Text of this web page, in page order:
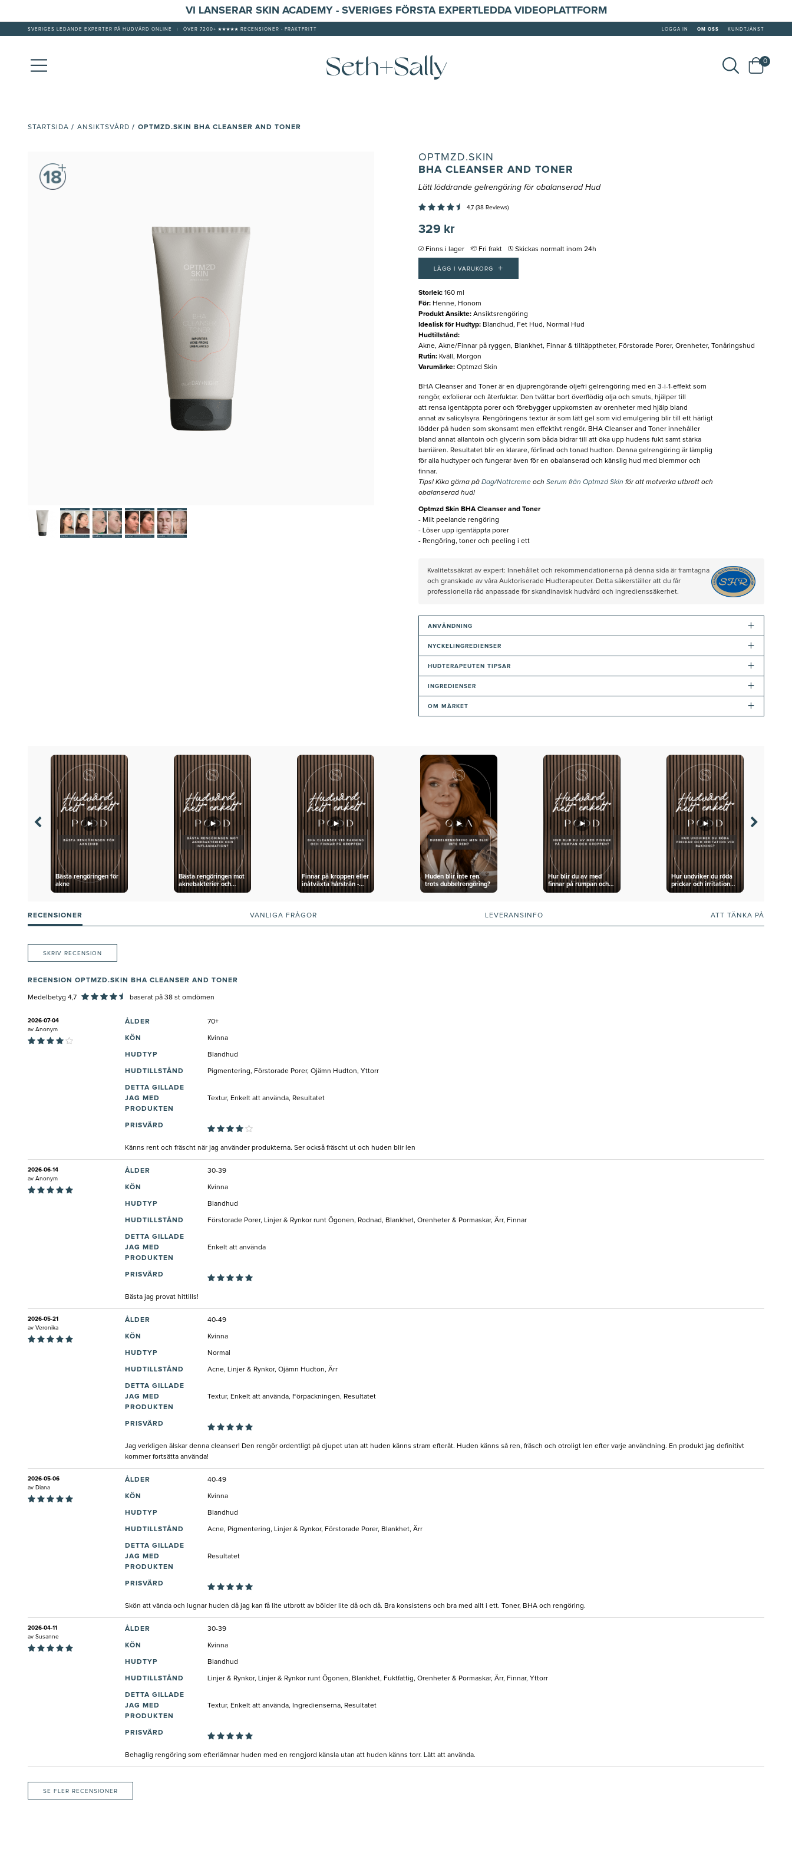
VI LANSERAR SKIN ACADEMY - SVERIGES FÖRSTA EXPERTLEDDA VIDEOPLATTFORM
SVERIGES LEDANDE EXPERTER PÅ HUDVÅRD ONLINE ÖVER 7200+ ★★★★★ RECENSIONER - FRAKTFRITT LOGGA IN OM OSS KUNDTJÄNST
0
STARTSIDA / ANSIKTSVÅRD / OPTMZD.SKIN BHA CLEANSER AND TONER
OPTMZD.SKIN
BHA CLEANSER AND TONER
Lätt löddrande gelrengöring för obalanserad Hud
4,7 (38 Reviews)
329 kr
Finns i lager Fri frakt Skickas normalt inom 24h
LÄGG I VARUKORG +
Storlek: 160 ml
För: Henne, Honom
Produkt Ansikte: Ansiktsrengöring
Idealisk för Hudtyp: Blandhud, Fet Hud, Normal Hud
Hudtillstånd:
Akne, Akne/Finnar på ryggen, Blankhet, Finnar & tilltäpptheter, Förstorade Porer, Orenheter, Tonåringshud
Rutin: Kväll, Morgon
Varumärke: Optmzd Skin
BHA Cleanser and Toner är en djuprengörande oljefri gelrengöring med en 3-i-1-effekt som
rengör, exfolierar och återfuktar. Den tvättar bort överflödig olja och smuts, hjälper till
att rensa igentäppta porer och förebygger uppkomsten av orenheter med hjälp bland
annat av salicylsyra. Rengöringens textur är som lätt gel som vid emulgering blir till ett härligt
lödder på huden som skonsamt men effektivt rengör. BHA Cleanser and Toner innehåller
bland annat allantoin och glycerin som båda bidrar till att öka upp hudens fukt samt stärka
barriären. Resultatet blir en klarare, förfinad och tonad hudton. Denna gelrengöring är lämplig
för alla hudtyper och fungerar även för en obalanserad och känslig hud med blemmor och
finnar.
Tips! Kika gärna på Dag/Nattcreme och Serum från Optmzd Skin för att motverka utbrott och
obalanserad hud!
Optmzd Skin BHA Cleanser and Toner
- Milt peelande rengöring
- Löser upp igentäppta porer
- Rengöring, toner och peeling i ett
Kvalitetssäkrat av expert: Innehållet och rekommendationerna på denna sida är framtagna
och granskade av våra Auktoriserade Hudterapeuter. Detta säkerställer att du får
professionella råd anpassade för skandinavisk hudvård och ingredienssäkerhet.
ANVÄNDNING +
NYCKELINGREDIENSER +
HUDTERAPEUTEN TIPSAR +
INGREDIENSER +
OM MÄRKET +
Bästa rengöringen för
akne
Bästa rengöringen mot
aknebakterier och
inflammation?
Finnar på kroppen eller
inåtväxta hårstrån -
bästa produkten
Huden blir inte ren
trots dubbelrengöring?
Hur blir du av med
finnar på rumpan och
kroppen?
Hur undviker du röda
prickar och irritation
vid rakning?
RECENSIONER VANLIGA FRÅGOR LEVERANSINFO ATT TÄNKA PÅ
SKRIV RECENSION
RECENSION OPTMZD.SKIN BHA CLEANSER AND TONER
Medelbetyg 4,7 baserat på 38 st omdömen
2026-07-04
av Anonym
ÅLDER 70+
KÖN Kvinna
HUDTYP Blandhud
HUDTILLSTÅND Pigmentering, Förstorade Porer, Ojämn Hudton, Yttorr
DETTA GILLADE
JAG MED
PRODUKTEN
Textur, Enkelt att använda, Resultatet
PRISVÄRD
Känns rent och fräscht när jag använder produkterna. Ser också fräscht ut och huden blir len
2026-06-14
av Anonym
ÅLDER 30-39
KÖN Kvinna
HUDTYP Blandhud
HUDTILLSTÅND Förstorade Porer, Linjer & Rynkor runt Ögonen, Rodnad, Blankhet, Orenheter & Pormaskar, Ärr, Finnar
DETTA GILLADE
JAG MED
PRODUKTEN
Enkelt att använda
PRISVÄRD
Bästa jag provat hittills!
2026-05-21
av Veronika
ÅLDER 40-49
KÖN Kvinna
HUDTYP Normal
HUDTILLSTÅND Acne, Linjer & Rynkor, Ojämn Hudton, Ärr
DETTA GILLADE
JAG MED
PRODUKTEN
Textur, Enkelt att använda, Förpackningen, Resultatet
PRISVÄRD
Jag verkligen älskar denna cleanser! Den rengör ordentligt på djupet utan att huden känns stram efteråt. Huden känns så ren, fräsch och otroligt len efter varje användning. En produkt jag definitivt
kommer fortsätta använda!
2026-05-06
av Diana
ÅLDER 40-49
KÖN Kvinna
HUDTYP Blandhud
HUDTILLSTÅND Acne, Pigmentering, Linjer & Rynkor, Förstorade Porer, Blankhet, Ärr
DETTA GILLADE
JAG MED
PRODUKTEN
Resultatet
PRISVÄRD
Skön att vända och lugnar huden då jag kan få lite utbrott av bölder lite då och då. Bra konsistens och bra med allt i ett. Toner, BHA och rengöring.
2026-04-11
av Susanne
ÅLDER 30-39
KÖN Kvinna
HUDTYP Blandhud
HUDTILLSTÅND Linjer & Rynkor, Linjer & Rynkor runt Ögonen, Blankhet, Fuktfattig, Orenheter & Pormaskar, Ärr, Finnar, Yttorr
DETTA GILLADE
JAG MED
PRODUKTEN
Textur, Enkelt att använda, Ingredienserna, Resultatet
PRISVÄRD
Behaglig rengöring som efterlämnar huden med en rengjord känsla utan att huden känns torr. Lätt att använda.
SE FLER RECENSIONER